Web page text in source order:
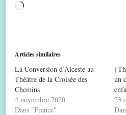
Chargement…
Articles similaires
La Conversion d’Alceste au
Théâtre de la Croisée des
Chemins
4 novembre 2020
Dans "France"
un
23